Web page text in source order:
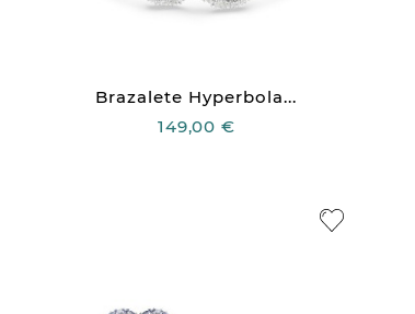
Brazalete Hyperbola...
149,00 €